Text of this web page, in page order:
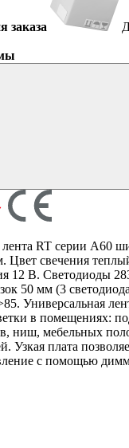
заказа
лента RT серии A60
Цвет свечения
12 В. Светодиоды
50 мм (3
Универсальная
в помещениях:
ниш, мебельных
Узкая плата
с помощью